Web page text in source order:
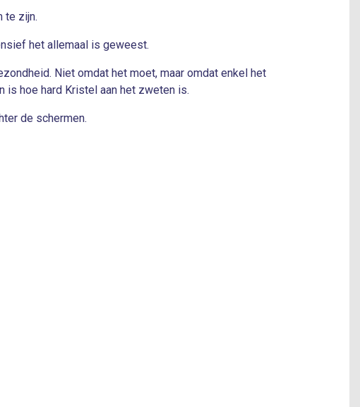
te zijn.
het allemaal is geweest.
Niet omdat het moet, maar omdat enkel het
hoe hard Kristel aan het zweten is.
de schermen.